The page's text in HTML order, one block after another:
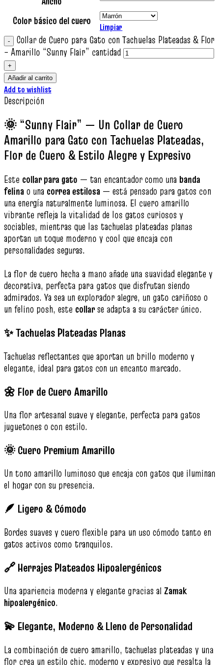
Color básico del cuero
Limpiar
Collar de Cuero para Gato con Tachuelas Plateadas & Flor
– Amarillo “Sunny Flair” cantidad
Añadir al carrito
Add to wishlist
Descripción
🌞 “Sunny Flair” — Un Collar de Cuero
Amarillo para Gato con Tachuelas Plateadas,
Flor de Cuero & Estilo Alegre y Expresivo
Este collar para gato — tan encantador como una banda
felinao una correa estilosa — está pensado para gatos con
una energía naturalmente luminosa. El cuero amarillo
vibrante refleja la vitalidad de los gatos curiosos y
sociables, mientras que las tachuelas plateadas planas
aportan un toque moderno y cool que encaja con
personalidades seguras.
La flor de cuero hecha a mano añade una suavidad elegante y
decorativa, perfecta para gatos que disfrutan siendo
admirados. Ya sea un explorador alegre, un gato cariñoso o
un felino posh, este collarse adapta a su carácter único.
✨ Tachuelas Plateadas Planas
Tachuelas reflectantes que aportan un brillo moderno y
elegante, ideal para gatos con un encanto marcado.
🌼 Flor de Cuero Amarillo
Una flor artesanal suave y elegante, perfecta para gatos
juguetones o con estilo.
🌞 Cuero Premium Amarillo
Un tono amarillo luminoso que encaja con gatos que iluminan
el hogar con su presencia.
🪶 Ligero & Cómodo
Bordes suaves y cuero flexible para un uso cómodo tanto en
gatos activos como tranquilos.
🔗 Herrajes Plateados Hipoalergénicos
Una apariencia moderna y elegante gracias al Zamak
hipoalergénico.
💫 Elegante, Moderno & Lleno de Personalidad
La combinación de cuero amarillo, tachuelas plateadas y una
flor crea un estilo chic, moderno y expresivo que resalta la